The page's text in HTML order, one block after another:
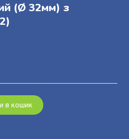
(Ø 32мм) з
в кошик